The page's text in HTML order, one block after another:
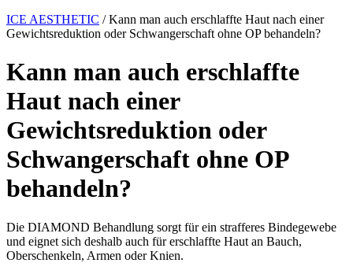
ICE AESTHETIC /Kann man auch erschlaffte Haut nach einer
Gewichtsreduktion oder Schwangerschaft ohne OP behandeln?
Kann man auch erschlaffte
Haut nach einer
Gewichtsreduktion oder
Schwangerschaft ohne OP
behandeln?
Die DIAMOND Behandlung sorgt für ein strafferes Bindegewebe
und eignet sich deshalb auch für erschlaffte Haut an Bauch,
Oberschenkeln, Armen oder Knien.